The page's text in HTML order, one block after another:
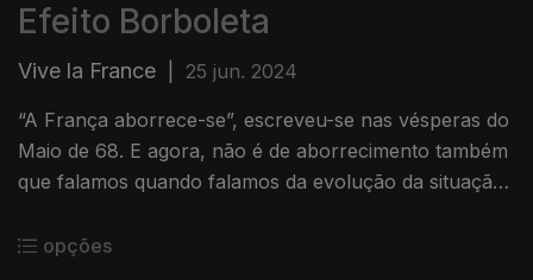
Efeito Borboleta
Vive la France 25 jun. 2024
“A França aborrece-se”, escreveu-se nas vésperas do
Maio de 68. E agora, não é de aborrecimento também
que falamos quando falamos da evolução da situação
opções